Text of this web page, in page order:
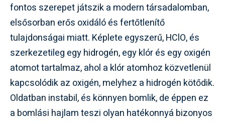
fontos szerepet játszik a modern társadalomban,
elsősorban erős oxidáló és fertőtlenítő
tulajdonságai miatt. Képlete egyszerű, HClO, és
szerkezetileg egy hidrogén, egy klór és egy oxigén
atomot tartalmaz, ahol a klór atomhoz közvetlenül
kapcsolódik az oxigén, melyhez a hidrogén kötődik.
Oldatban instabil, és könnyen bomlik, de éppen ez
a bomlási hajlam teszi olyan hatékonnyá bizonyos